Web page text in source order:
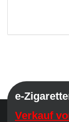
e-
Verkauf